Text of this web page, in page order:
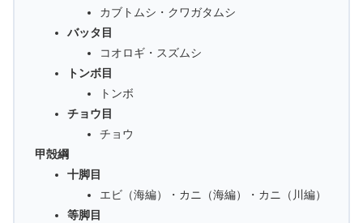
カブトムシ・クワガタムシ
バッタ目
コオロギ・スズムシ
トンボ目
トンボ
チョウ目
チョウ
甲殻綱
十脚目
エビ（海編）・カニ（海編）・カニ（川編）
等脚目